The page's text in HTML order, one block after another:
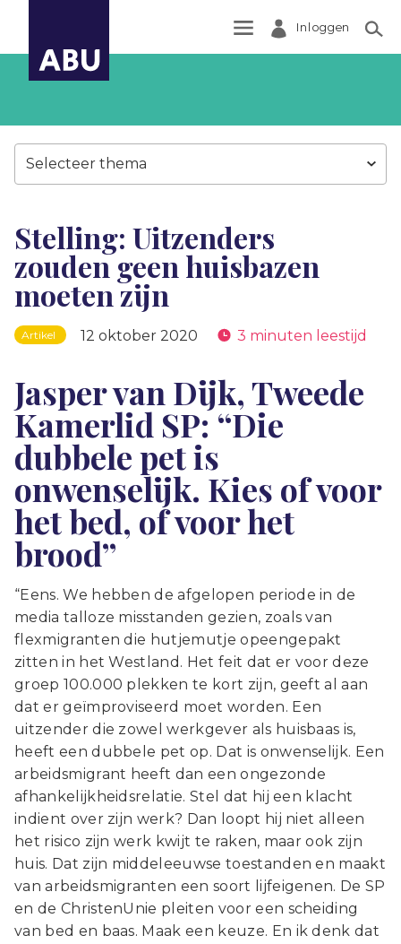
Inloggen
Selecteer thema
Stelling: Uitzenders
zouden geen huisbazen
moeten zijn
Artikel 12 oktober 2020 3 minuten leestijd
Jasper van Dijk, Tweede
Kamerlid SP:“Die
dubbele pet is
onwenselijk. Kies of voor
het bed, of voor het
brood”
“Eens. We hebben de afgelopen periode in de
media talloze misstanden gezien, zoals van
flexmigranten die hutjemutje opeengepakt
zitten in het Westland. Het feit dat er voor deze
groep 100.000 plekken te kort zijn, geeft al aan
dat er geïmproviseerd moet worden. Een
uitzender die zowel werkgever als huisbaas is,
heeft een dubbele pet op. Dat is onwenselijk. Een
arbeidsmigrant heeft dan een ongezonde
afhankelijkheidsrelatie. Stel dat hij een klacht
indient over zijn werk? Dan loopt hij niet alleen
het risico zijn werk kwijt te raken, maar ook zijn
huis. Dat zijn middeleeuwse toestanden en maakt
van arbeidsmigranten een soort lijfeigenen. De SP
en de ChristenUnie pleiten voor een scheiding
van bed en baas. Maak een keuze. En ik denk dat